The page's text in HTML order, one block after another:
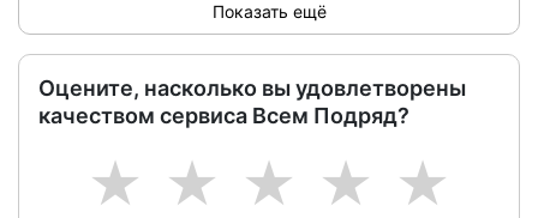
Показать ещё
Оцените, насколько вы удовлетворены
качеством сервиса Всем Подряд?
5
4
3
2
1